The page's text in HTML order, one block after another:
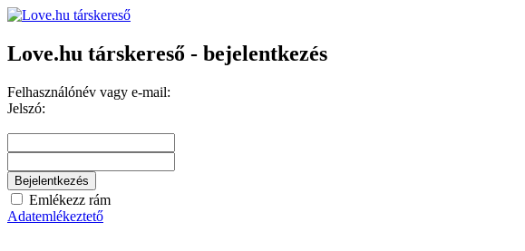
Love.hu társkereső - bejelentkezés
Felhasználónév vagy e-mail:
Jelszó:
Emlékezz rám
Adatemlékeztető